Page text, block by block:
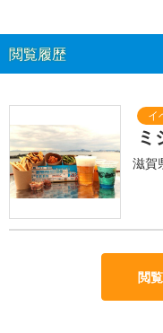
閲覧履歴
ミ
滋賀
閲